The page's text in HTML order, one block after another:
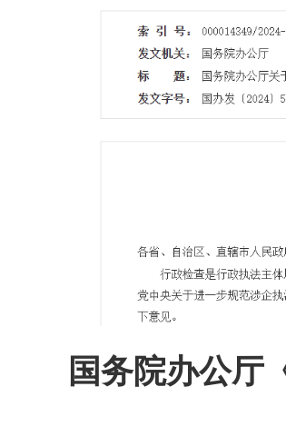
国务院办公厅